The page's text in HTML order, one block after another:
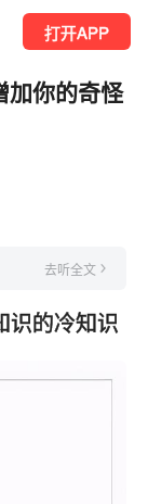
打开APP
加你的奇怪
去听全文
识的冷知识